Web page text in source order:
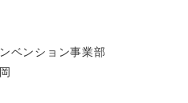
ベンション事業部